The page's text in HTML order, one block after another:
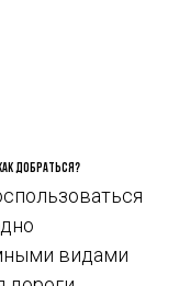
добраться?
видами